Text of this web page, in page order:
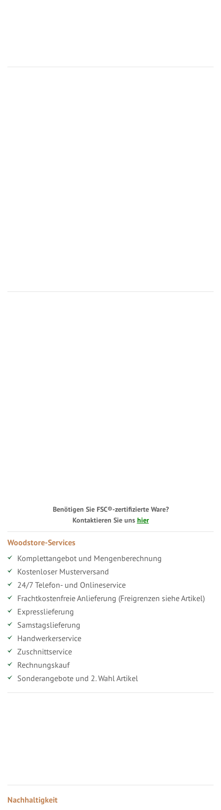
Benötigen Sie FSC®-zertifizierte Ware?
Kontaktieren Sie uns hier
Woodstore-Services
Komplettangebot und Mengenberechnung
Kostenloser Musterversand
24/7 Telefon- und Onlineservice
Frachtkostenfreie Anlieferung (Freigrenzen siehe Artikel)
Expresslieferung
Samstagslieferung
Handwerkerservice
Zuschnittservice
Rechnungskauf
Sonderangebote und 2. Wahl Artikel
Nachhaltigkeit